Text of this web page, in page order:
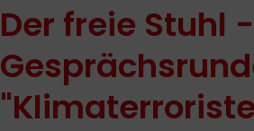
Der freie Stuhl